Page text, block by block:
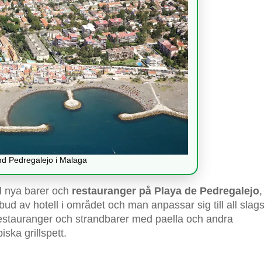
Pedregalejo i Malaga
nya barer och restauranger på Playa de Pedregalejo,
av hotell i området och man anpassar sig till all slags
och strandbarer med paella och andra
grillspett.